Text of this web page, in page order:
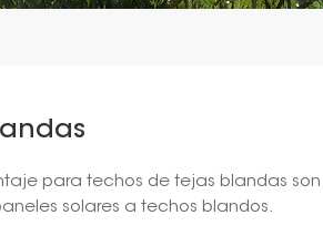
para techos de tejas blandas
solares a techos blandos.